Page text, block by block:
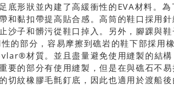
底形狀並內建了高緩衝性的EVA材料。為
和黏扣帶提高貼合感。高筒的鞋口採用
沙子和髒污從鞋口掉入。另外，腳踝與
的部分，容易摩擦到礁岩的鞋下部採用
材質。並且盡量避免使用縫製的結構
要的部分有使用縫製，但是在與礁石不
切紋橡膠毛氈釘底，因此也適用於渡船